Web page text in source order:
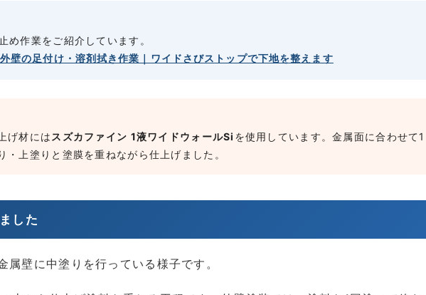
め作業をご紹介しています。
壁の足付け・溶剤拭き作業｜ワイドさびストップで下地を整えます
げ材には スズカファイン 1液ワイドウォールSi を使用しています。金属面に合わせて1
上塗りと塗膜を重ねながら仕上げました。
した
壁に中塗りを行っている様子です。